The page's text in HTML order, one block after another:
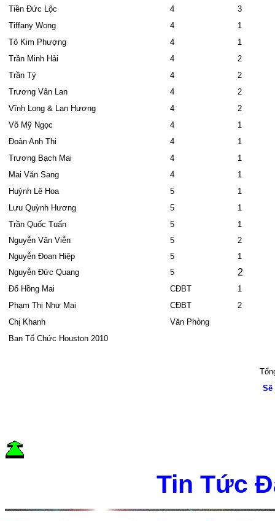
Tiền Đức Lộc
4
3
Tiffany Wong
4
1
Tô Kim Phượng
4
1
Trần Minh Hải
4
2
Trần Tỷ
4
2
Trương Vân Lan
4
2
Vĩnh Long & Lan Hương
4
2
Võ Mỹ Ngọc
4
1
Đoàn Anh Thi
4
1
Trương Bạch Mai
4
1
Mai Văn Sang
4
1
Huỳnh Lê Hoa
5
1
Lưu Quỳnh Hương
5
1
Trần Quốc Tuấn
5
1
Nguyễn Văn Viễn
5
2
Nguyễn Đoan Hiệp
5
1
Nguyễn Đức Quang
5 2
Đổ Hồng Mai CĐBT
1
Phạm Thị Như Mai
CĐBT
2
Chị Khanh
Văn Phòng
Ban Tổ Chức Houston 2010
Sẽ
Tin Tức